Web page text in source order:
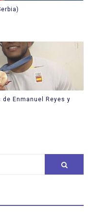
Enmanuel Reyes y